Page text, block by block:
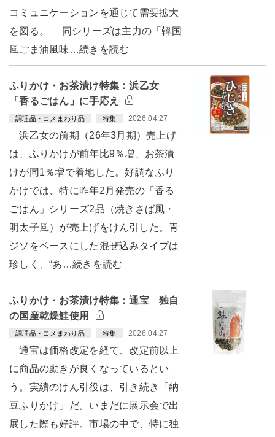
コミュニケーションを通じて需要拡大
を図る。 同シリーズは主力の「韓国
風ごま油風味…続きを読む
ふりかけ・お茶漬け特集：浜乙女
「香るごはん」に手応え
調理品・コメまわり品 特集 2026.04.27
浜乙女の前期（26年3月期）売上げ
は、ふりかけが前年比9％増、お茶漬
けが同1％増で着地した。好調なふり
かけでは、特に昨年2月発売の「香る
ごはん」シリーズ2品（焼きさば風・
明太子風）が売上げをけん引した。青
ジソをベースにした混ぜ込みタイプは
珍しく、“あ…続きを読む
ふりかけ・お茶漬け特集：通宝 独自
の国産乾燥鮭使用
調理品・コメまわり品 特集 2026.04.27
通宝は価格改定を経て、改定前以上
に商品の動きが良くなっているとい
う。実績のけん引役は、引き続き「納
豆ふりかけ」だ。いまだに展示会で出
展した際も好評。市場の中で、特に独